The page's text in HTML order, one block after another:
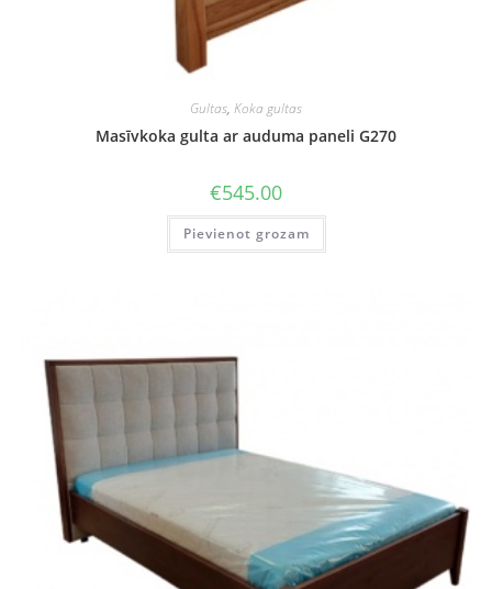
Gultas, Koka gultas
Masīvkoka gulta ar auduma paneli G270
€545.00
Pievienot grozam